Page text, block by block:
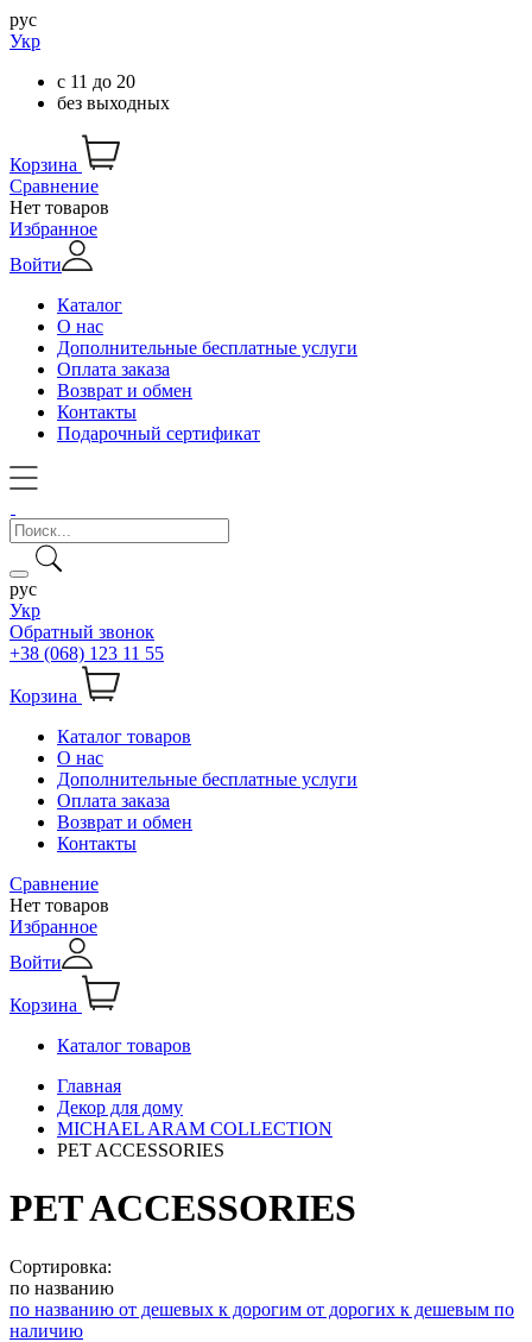
рус
Укр
с 11 до 20
без выходных
Корзина
Сравнение
Нет товаров
Избранное
Войти
Каталог
О нас
Дополнительные бесплатные услуги
Оплата заказа
Возврат и обмен
Контакты
Подарочный сертификат
рус
Укр
Обратный звонок
+38 (068) 123 11 55
Корзина
Каталог товаров
О нас
Дополнительные бесплатные услуги
Оплата заказа
Возврат и обмен
Контакты
Сравнение
Нет товаров
Избранное
Войти
Корзина
Каталог товаров
Главная
Декор для дому
MICHAEL ARAM COLLECTION
PET ACCESSORIES
PET ACCESSORIES
Сортировка:
по названию
по названию от дешевых к дорогим от дорогих к дешевым по
наличию